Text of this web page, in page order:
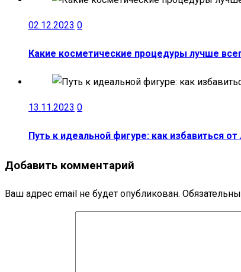
02.12.2023 0
Какие косметические процедуры лучше
13.11.2023 0
Путь к идеальной фигуре: как избавиться
Добавить комментарий
Ваш адрес email не будет опубликован.